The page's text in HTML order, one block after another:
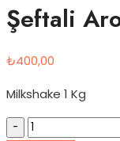
Şeftali
₺400,00
Milkshake 1 Kg
Quantity